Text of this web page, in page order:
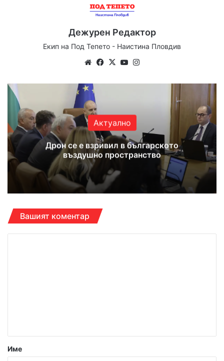
Дежурен Редактор
Екип на Под Тепето - Наистина Пловдив
WebsiteFacebook
X YouTube
Актуално
Дрон се е взривил в българското
въздушно пространство
Вашият коментар
р
Име